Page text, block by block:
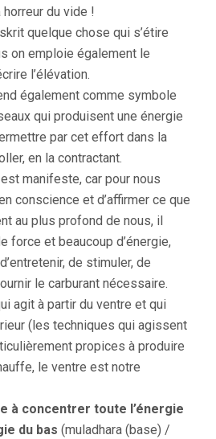
horreur du vide !
quelque chose qui s’étire
on emploie également le
l’élévation.
également comme symbole
qui produisent une énergie
par cet effort dans la
en la contractant.
manifeste, car pour nous
conscience et d’affirmer ce que
au plus profond de nous, il
force et beaucoup d’énergie,
de stimuler, de
le carburant nécessaire.
agit à partir du ventre et qui
(les techniques qui agissent
propices à produire
le ventre est notre
à concentrer toute l’énergie
du bas (muladhara (base) /